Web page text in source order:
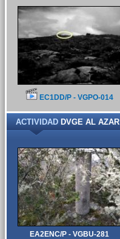
EC1DD/P - VGPO-014
ACTIVIDADDVGE AL AZAR
EA2ENC/P - VGBU-281